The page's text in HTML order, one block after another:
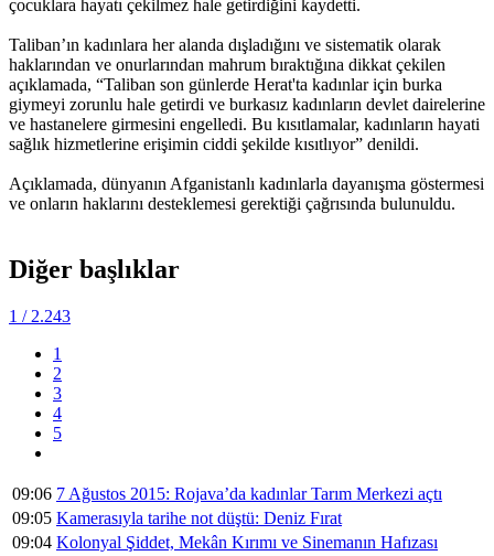
çocuklara hayatı çekilmez hale getirdiğini kaydetti.
Taliban’ın kadınlara her alanda dışladığını ve sistematik olarak
haklarından ve onurlarından mahrum bıraktığına dikkat çekilen
açıklamada, “Taliban son günlerde Herat'ta kadınlar için burka
giymeyi zorunlu hale getirdi ve burkasız kadınların devlet dairelerine
ve hastanelere girmesini engelledi. Bu kısıtlamalar, kadınların hayati
sağlık hizmetlerine erişimin ciddi şekilde kısıtlıyor” denildi.
Açıklamada, dünyanın Afganistanlı kadınlarla dayanışma göstermesi
ve onların haklarını desteklemesi gerektiği çağrısında bulunuldu.
Diğer başlıklar
1 / 2.243
1
2
3
4
5
09:06 7 Ağustos 2015: Rojava’da kadınlar Tarım Merkezi açtı
09:05 Kamerasıyla tarihe not düştü: Deniz Fırat
09:04 Kolonyal Şiddet, Mekân Kırımı ve Sinemanın Hafızası